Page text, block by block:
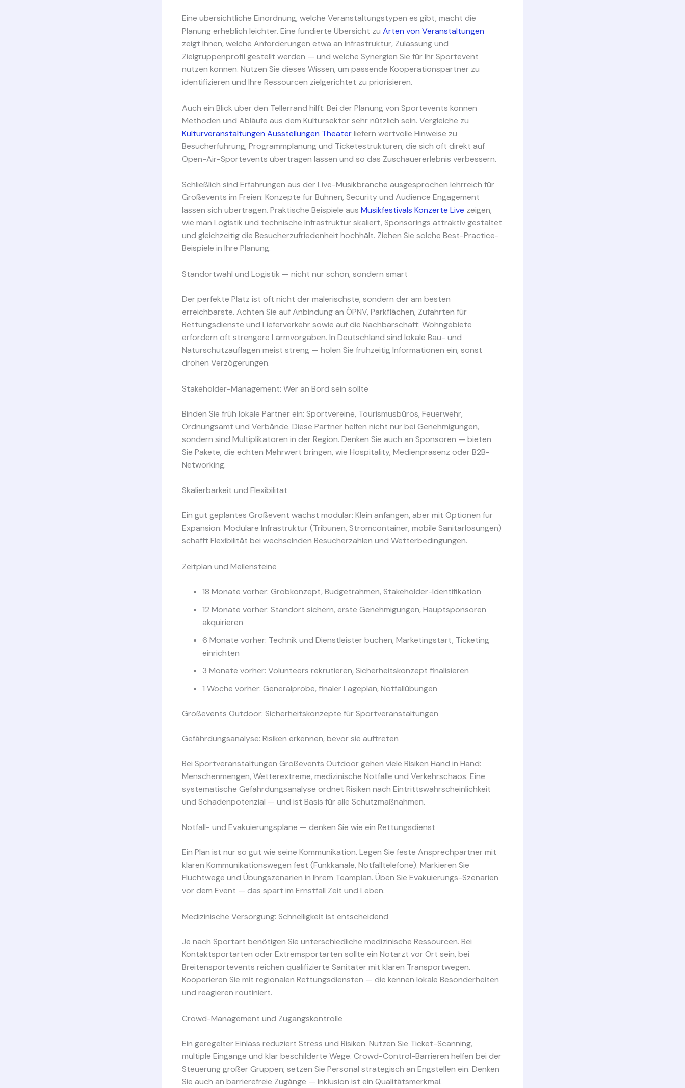
Eine übersichtliche Einordnung, welche Veranstaltungstypen es gibt, macht die
Planung erheblich leichter. Eine fundierte Übersicht zu Arten von Veranstaltungen
zeigt Ihnen, welche Anforderungen etwa an Infrastruktur, Zulassung und
Zielgruppenprofil gestellt werden — und welche Synergien Sie für Ihr Sportevent
nutzen können. Nutzen Sie dieses Wissen, um passende Kooperationspartner zu
identifizieren und Ihre Ressourcen zielgerichtet zu priorisieren.
Auch ein Blick über den Tellerrand hilft: Bei der Planung von Sportevents können
Methoden und Abläufe aus dem Kultursektor sehr nützlich sein. Vergleiche zu
Kulturveranstaltungen Ausstellungen Theaterliefern wertvolle Hinweise zu
Besucherführung, Programmplanung und Ticketestrukturen, die sich oft direkt auf
Open-Air-Sportevents übertragen lassen und so das Zuschauererlebnis verbessern.
Schließlich sind Erfahrungen aus der Live-Musikbranche ausgesprochen lehrreich für
Großevents im Freien: Konzepte für Bühnen, Security und Audience Engagement
lassen sich übertragen. Praktische Beispiele aus Musikfestivals Konzerte Live zeigen,
wie man Logistik und technische Infrastruktur skaliert, Sponsorings attraktiv gestaltet
und gleichzeitig die Besucherzufriedenheit hochhält. Ziehen Sie solche Best-Practice-
Beispiele in Ihre Planung.
Standortwahl und Logistik — nicht nur schön, sondern smart
Der perfekte Platz ist oft nicht der malerischste, sondern der am besten
erreichbarste. Achten Sie auf Anbindung an ÖPNV, Parkflächen, Zufahrten für
Rettungsdienste und Lieferverkehr sowie auf die Nachbarschaft: Wohngebiete
erfordern oft strengere Lärmvorgaben. In Deutschland sind lokale Bau- und
Naturschutzauflagen meist streng — holen Sie frühzeitig Informationen ein, sonst
drohen Verzögerungen.
Stakeholder-Management: Wer an Bord sein sollte
Binden Sie früh lokale Partner ein: Sportvereine, Tourismusbüros, Feuerwehr,
Ordnungsamt und Verbände. Diese Partner helfen nicht nur bei Genehmigungen,
sondern sind Multiplikatoren in der Region. Denken Sie auch an Sponsoren — bieten
Sie Pakete, die echten Mehrwert bringen, wie Hospitality, Medienpräsenz oder B2B-
Networking.
Skalierbarkeit und Flexibilität
Ein gut geplantes Großevent wächst modular: Klein anfangen, aber mit Optionen für
Expansion. Modulare Infrastruktur (Tribünen, Stromcontainer, mobile Sanitärlösungen)
schafft Flexibilität bei wechselnden Besucherzahlen und Wetterbedingungen.
Zeitplan und Meilensteine
18 Monate vorher: Grobkonzept, Budgetrahmen, Stakeholder-Identifikation
12 Monate vorher: Standort sichern, erste Genehmigungen, Hauptsponsoren
akquirieren
6 Monate vorher: Technik und Dienstleister buchen, Marketingstart, Ticketing
einrichten
3 Monate vorher: Volunteers rekrutieren, Sicherheitskonzept finalisieren
1 Woche vorher: Generalprobe, finaler Lageplan, Notfallübungen
Großevents Outdoor: Sicherheitskonzepte für Sportveranstaltungen
Gefährdungsanalyse: Risiken erkennen, bevor sie auftreten
Bei Sportveranstaltungen Großevents Outdoor gehen viele Risiken Hand in Hand:
Menschenmengen, Wetterextreme, medizinische Notfälle und Verkehrschaos. Eine
systematische Gefährdungsanalyse ordnet Risiken nach Eintrittswahrscheinlichkeit
und Schadenpotenzial — und ist Basis für alle Schutzmaßnahmen.
Notfall- und Evakuierungspläne — denken Sie wie ein Rettungsdienst
Ein Plan ist nur so gut wie seine Kommunikation. Legen Sie feste Ansprechpartner mit
klaren Kommunikationswegen fest (Funkkanäle, Notfalltelefone). Markieren Sie
Fluchtwege und Übungszenarien in Ihrem Teamplan. Üben Sie Evakuierungs-Szenarien
vor dem Event — das spart im Ernstfall Zeit und Leben.
Medizinische Versorgung: Schnelligkeit ist entscheidend
Je nach Sportart benötigen Sie unterschiedliche medizinische Ressourcen. Bei
Kontaktsportarten oder Extremsportarten sollte ein Notarzt vor Ort sein, bei
Breitensportevents reichen qualifizierte Sanitäter mit klaren Transportwegen.
Kooperieren Sie mit regionalen Rettungsdiensten — die kennen lokale Besonderheiten
und reagieren routiniert.
Crowd-Management und Zugangskontrolle
Ein geregelter Einlass reduziert Stress und Risiken. Nutzen Sie Ticket-Scanning,
multiple Eingänge und klar beschilderte Wege. Crowd-Control-Barrieren helfen bei der
Steuerung großer Gruppen; setzen Sie Personal strategisch an Engstellen ein. Denken
Sie auch an barrierefreie Zugänge — Inklusion ist ein Qualitätsmerkmal.